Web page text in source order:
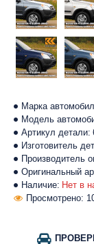
Наличие: Нет в
Марка
Модель
Артикул детали:
Изготовитель
Производитель
Оригинальный
Просмотрено: